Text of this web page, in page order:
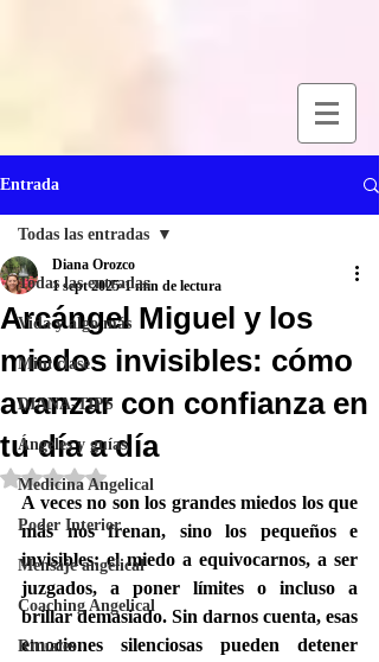
Entrada
Todas las entradas
Vida y algo más
Mini clase
DIANA-TIPS
Ángeles y guías
Medicina Angelical
Poder Interior
Mensaje angelical
Coaching Angelical
Rituales
Todas las entradas
Arcángel Miguel y los
miedos invisibles: cómo
avanzar con confianza en
tu día a día
Diana Orozco
1 sept 2025 1 min de lectura
Obtuvo NaN de 5 estrellas.
A veces no son los grandes miedos los que
más nos frenan, sino los pequeños e
invisibles: el miedo a equivocarnos, a ser
juzgados, a poner límites o incluso a
brillar demasiado. Sin darnos cuenta, esas
emociones silenciosas pueden detener